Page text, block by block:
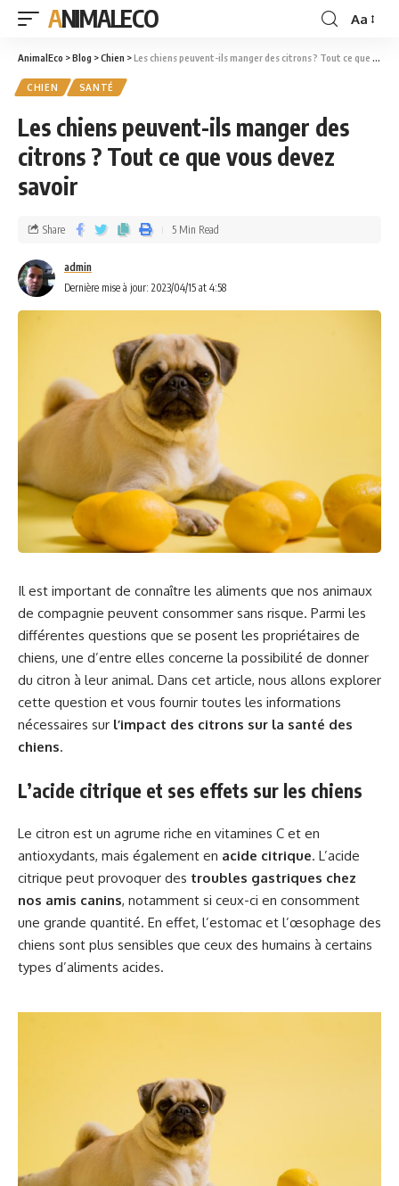
ANIMALECO Aa
AnimalEco >Blog >Chien >Les chiens peuvent-ils manger des citrons ? Tout ce que vous devez savoir
CHIEN SANTÉ
Les chiens peuvent-ils manger des
citrons ? Tout ce que vous devez
savoir
admin
Dernière mise à jour: 2023/04/15 at 4:58
Share 5 Min Read
Il est important de connaître les aliments que nos animaux
de compagnie peuvent consommer sans risque. Parmi les
différentes questions que se posent les propriétaires de
chiens, une d’entre elles concerne la possibilité de donner
du citron à leur animal. Dans cet article, nous allons explorer
cette question et vous fournir toutes les informations
nécessaires sur l’impact des citrons sur la santé des
chiens.
L’acide citrique et ses effets sur les chiens
Le citron est un agrume riche en vitamines C et en
antioxydants, mais également en acide citrique. L’acide
citrique peut provoquer des troubles gastriques chez
nos amis canins, notamment si ceux-ci en consomment
une grande quantité. En effet, l’estomac et l’œsophage des
chiens sont plus sensibles que ceux des humains à certains
types d’aliments acides.